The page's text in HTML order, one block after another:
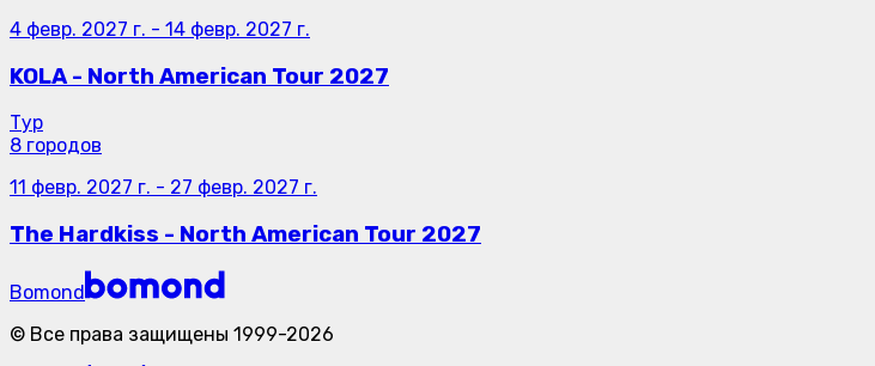
4 февр. 2027 г. - 14 февр. 2027 г.
KOLA - North American Tour 2027
Тур
8 городов
11 февр. 2027 г. - 27 февр. 2027 г.
The Hardkiss - North American Tour 2027
Bomond
© Все права защищены 1999-2026